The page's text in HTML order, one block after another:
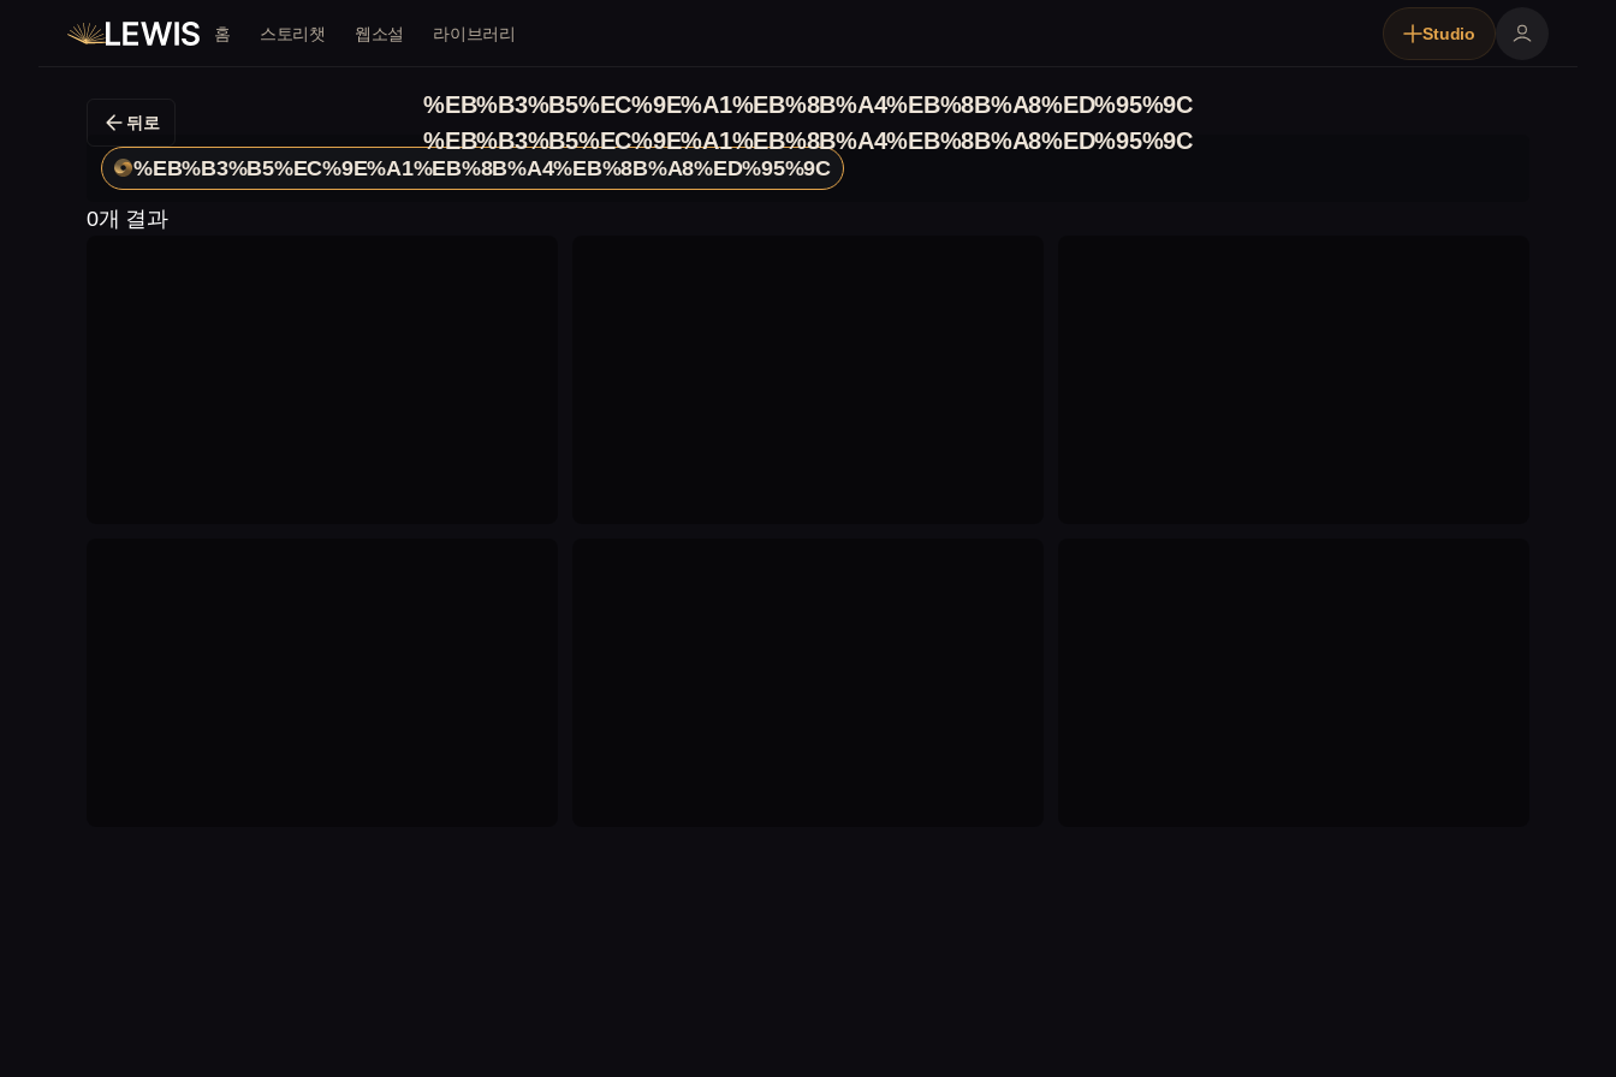
홈 스토리챗 웹소설 라이브러리 Studio
뒤로
%EB%B3%B5%EC%9E%A1%EB%8B%A4%EB%8B%A8%ED%95%9C
%EB%B3%B5%EC%9E%A1%EB%8B%A4%EB%8B%A8%ED%95%9C
%EB%B3%B5%EC%9E%A1%EB%8B%A4%EB%8B%A8%ED%95%9C
0개 결과